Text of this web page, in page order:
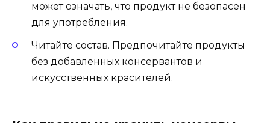
может означать, что продукт не безопасен
для употребления.
Читайте состав. Предпочитайте продукты
без добавленных консервантов и
искусственных красителей.